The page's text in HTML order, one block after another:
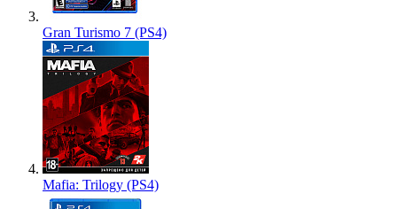
Gran Turismo 7 (PS4)
Mafia: Trilogy (PS4)